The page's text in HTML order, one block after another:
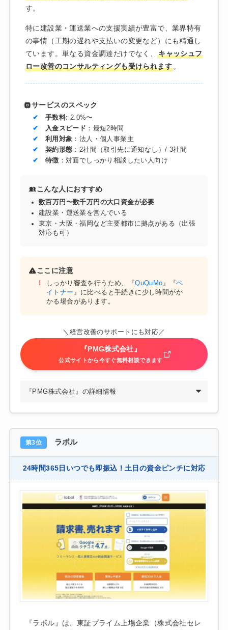
す。
特に建設業・運送業への支援実績が豊富で、業界特有
の事情（工期の遅れや支払いの変更など）にも精通し
ています。単なる資金調達だけでなく、キャッシュフ
ロー改善のコンサルティングも受けられます。
サービスのスペック
手数料: 2.0%〜
入金スピード ：最短2時間
利用対象 ：法人・個人事業主
契約形態 ：2社間（取引先に通知なし）/ 3社間
特徴 ：対面でしっかり相談したい人向け
こんな人におすすめ
数百万円〜数千万円の大口資金が必要
建設業・運送業を営んでいる
東京・大阪・福岡など主要都市に拠点がある（出張
対応も可）
ここに注意
しっかり審査を行うため、『QuQuMo』『ペ
イトナー 』に比べると手続きに少し時間がか
かる場合があります。
＼経営改善のサポートにも対応／
『PMG株式会社』
公式サイトから今すぐ無料相談できます
『PMG株式会社』の詳細情報
第3位 ラボル
24時間365日いつでも即振込！土日の資金ピンチに対応
『ラボル』は、東証プライム上場企業（株式会社セレ